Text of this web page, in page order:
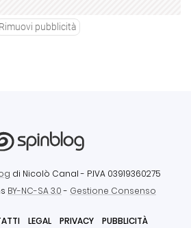
Rimuovi pubblicità
di Nicolò Canal - P.IVA 03919360275
BY-NC-SA 3.0- Gestione Consenso
LEGAL PRIVACY PUBBLICITÀ